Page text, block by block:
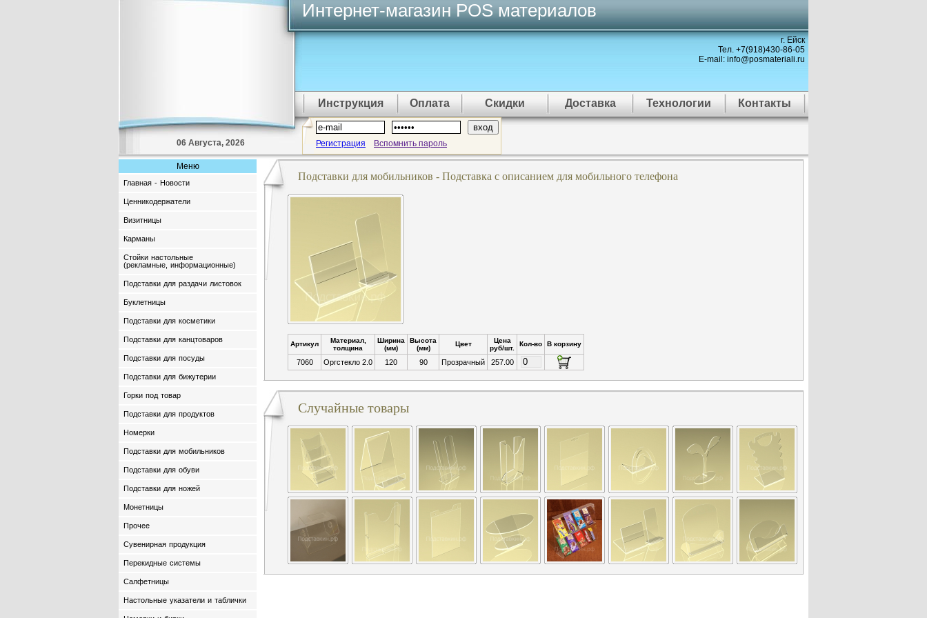
06 Августа, 2026
Интернет-магазин POS материалов
г. Ейск
Тел. +7(918)430-86-05
E-mail: info@posmateriali.ru
Инструкция Оплата Скидки Доставка Технологии Контакты
Регистрация Вспомнить пароль
Меню
Главная - Новости
Ценникодержатели
Визитницы
Карманы
Стойки настольные
(рекламные, информационные)
Подставки для раздачи листовок
Буклетницы
Подставки для косметики
Подставки для канцтоваров
Подставки для посуды
Подставки для бижутерии
Горки под товар
Подставки для продуктов
Номерки
Подставки для мобильников
Подставки для обуви
Подставки для ножей
Монетницы
Прочее
Сувенирная продукция
Перекидные системы
Салфетницы
Настольные указатели и таблички
Подставки для мобильников - Подставка с описанием для мобильного телефона
Артикул
Материал,
толщина
Ширина
(мм)
Высота
(мм)
Цвет
Цена
руб/шт.
Кол-во В корзину
7060 Оргстекло 2.0 120 90 Прозрачный 257.00
Случайные товары